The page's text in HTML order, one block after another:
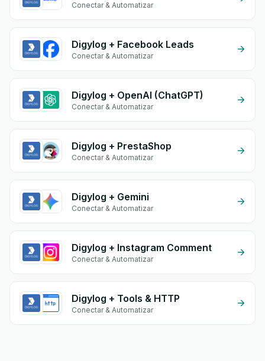
Conectar & Automatizar
Digylog + Facebook Leads
Conectar & Automatizar
Digylog + OpenAI (ChatGPT)
Conectar & Automatizar
Digylog + PrestaShop
Conectar & Automatizar
Digylog + Gemini
Conectar & Automatizar
Digylog + Instagram Comment
Conectar & Automatizar
Digylog + Tools & HTTP
Conectar & Automatizar